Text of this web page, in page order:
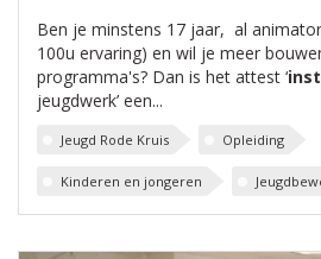
Ben je minstens 17 jaar, al
100u ervaring) en wil je meer
programma's? Dan is het attest ‘
jeugdwerk’ een...
Jeugd Rode Kruis Opleiding
Kinderen en jongeren